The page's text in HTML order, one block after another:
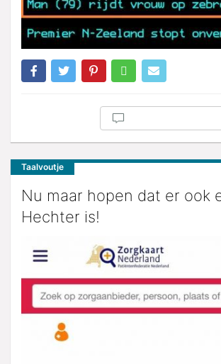
Taalvoutje
Nu maar hopen dat er ook
Hechter is!